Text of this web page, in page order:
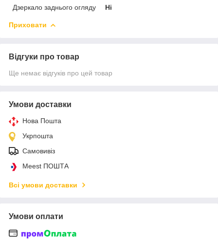
Дзеркало заднього огляду Ні
Приховати
Відгуки про товар
Ще немає відгуків про цей товар
Умови доставки
Нова Пошта
Укрпошта
Самовивіз
Meest ПОШТА
Всі умови доставки
Умови оплати